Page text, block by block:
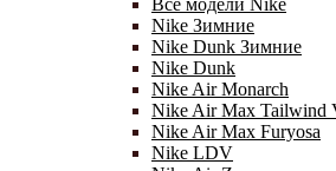
Все модели Nike
Nike Зимние
Nike Dunk Зимние
Nike Dunk
Nike Air Monarch
Nike Air Max Tailwind
Nike Air Max Furyosa
Nike LDV